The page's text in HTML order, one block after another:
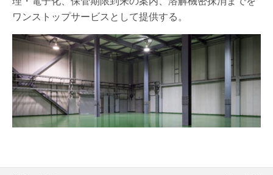
ワンストップサービスとして提供する。